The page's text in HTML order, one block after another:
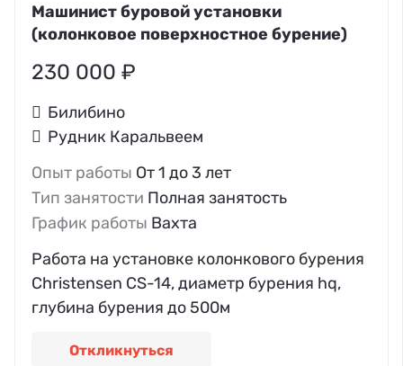
Машинист буровой установки
(колонковое поверхностное бурение)
230 000 ₽
Билибино
Рудник Каральвеем
Опыт работы От 1 до 3 лет
Тип занятости Полная занятость
График работы Вахта
Работа на установке колонкового бурения
Christensen CS-14, диаметр бурения hq,
глубина бурения до 500м
Откликнуться